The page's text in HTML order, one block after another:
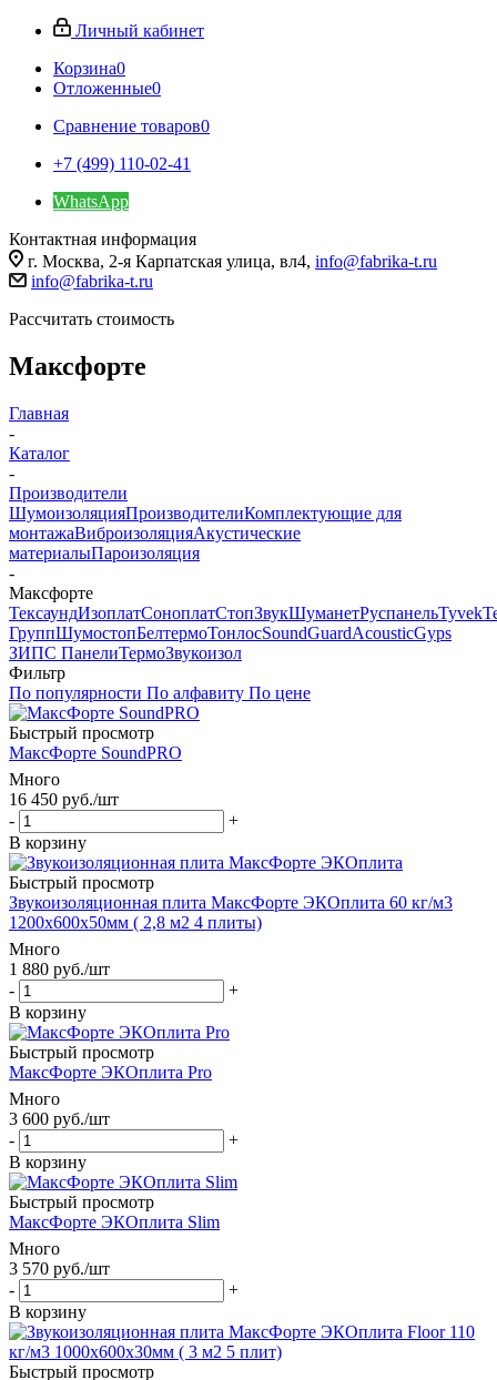
Личный кабинет
Корзина0
Отложенные0
Сравнение товаров0
+7 (499) 110-02-41
WhatsApp
Контактная информация
г. Москва, 2-я Карпатская улица, вл4, info@fabrika-t.ru
info@fabrika-t.ru
Рассчитать стоимость
Максфорте
Главная
-
Каталог
-
Производители
ШумоизоляцияПроизводителиКомплектующие для
монтажаВиброизоляцияАкустические
материалыПароизоляция
-
Максфорте
ТексаундИзоплатСоноплатСтопЗвукШуманетРуспанельTyvek
ГруппШумостопБелтермоТонлосSoundGuardAcousticGyps
ЗИПС ПанелиТермоЗвукоизол
Фильтр
По популярности По алфавиту По цене
Быстрый просмотр
МаксФорте SoundPRO
Много
16 450 руб./шт
-
+
В корзину
Быстрый просмотр
Звукоизоляционная плита МаксФорте ЭКОплита 60 кг/м3
1200х600х50мм ( 2,8 м2 4 плиты)
Много
1 880 руб./шт
-
+
В корзину
Быстрый просмотр
МаксФорте ЭКОплита Pro
Много
3 600 руб./шт
-
+
В корзину
Быстрый просмотр
МаксФорте ЭКОплита Slim
Много
3 570 руб./шт
-
+
В корзину
Быстрый просмотр